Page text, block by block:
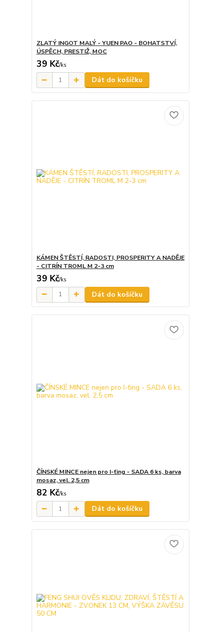
ZLATÝ INGOT MALÝ - YUEN PAO - BOHATSTVÍ,
ÚSPĚCH, PRESTIŽ, MOC
39 Kč/ks
Dát do košíčku
KÁMEN ŠTĚSTÍ, RADOSTI, PROSPERITY A NADĚJE
- CITRÍN TROML M 2-3 cm
39 Kč/ks
Dát do košíčku
ČÍNSKÉ MINCE nejen pro I-ťing - SADA 6 ks, barva
mosaz, vel. 2,5 cm
82 Kč/ks
Dát do košíčku